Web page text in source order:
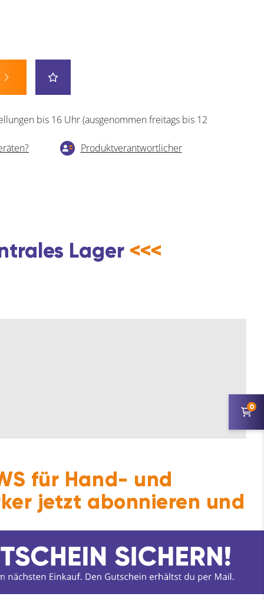
bis 16 Uhr (ausgenommen freitags bis 12
Produktverantwortlicher
Lager <<<
0
für Hand- und
jetzt abonnieren und